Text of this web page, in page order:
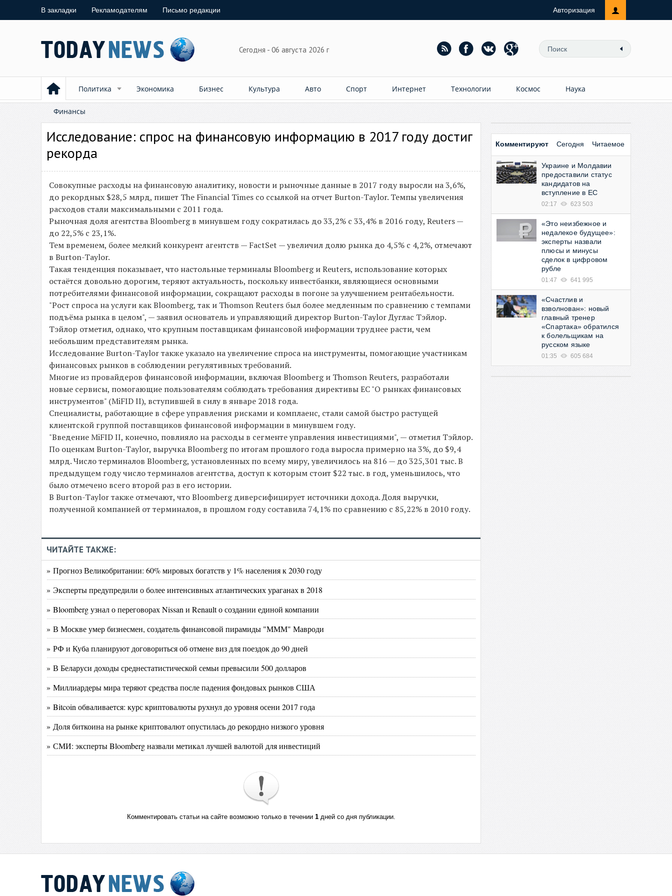
В закладки Рекламодателям Письмо редакции Авторизация
Сегодня - 06 августа 2026 г
Политика Экономика Бизнес Культура Авто Спорт Интернет Технологии Космос Наука
Финансы
Исследование: спрос на финансовую информацию в 2017 году достиг
рекорда
Совокупные расходы на финансовую аналитику, новости и рыночные данные в 2017 году выросли на 3,6%,
до рекордных $28,5 млрд, пишет The Financial Times со ссылкой на отчет Burton-Taylor. Темпы увеличения
расходов стали максимальными с 2011 года.
Рыночная доля агентства Bloomberg в минувшем году сократилась до 33,2% с 33,4% в 2016 году, Reuters —
до 22,5% с 23,1%.
Тем временем, более мелкий конкурент агентств — FactSet — увеличил долю рынка до 4,5% с 4,2%, отмечают
в Burton-Taylor.
Такая тенденция показывает, что настольные терминалы Bloomberg и Reuters, использование которых
остаётся довольно дорогим, теряют актуальность, поскольку инвестбанки, являющиеся основными
потребителями финансовой информации, сокращают расходы в погоне за улучшением рентабельности.
"Рост спроса на услуги как Bloomberg, так и Thomson Reuters был более медленным по сравнению с темпами
подъёма рынка в целом", — заявил основатель и управляющий директор Burton-Taylor Дуглас Тэйлор.
Тэйлор отметил, однако, что крупным поставщикам финансовой информации труднее расти, чем
небольшим представителям рынка.
Исследование Burton-Taylor также указало на увеличение спроса на инструменты, помогающие участникам
финансовых рынков в соблюдении регулятивных требований.
Многие из провайдеров финансовой информации, включая Bloomberg и Thomson Reuters, разработали
новые сервисы, помогающие пользователям соблюдать требования директивы ЕС "О рынках финансовых
инструментов" (MiFID II), вступившей в силу в январе 2018 года.
Специалисты, работающие в сфере управления рисками и комплаенс, стали самой быстро растущей
клиентской группой поставщиков финансовой информации в минувшем году.
"Введение MiFID II, конечно, повлияло на расходы в сегменте управления инвестициями", — отметил Тэйлор.
По оценкам Burton-Taylor, выручка Bloomberg по итогам прошлого года выросла примерно на 3%, до $9,4
млрд. Число терминалов Bloomberg, установленных по всему миру, увеличилось на 816 — до 325,301 тыс. В
предыдущем году число терминалов агентства, доступ к которым стоит $22 тыс. в год, уменьшилось, что
было отмечено всего второй раз в его истории.
В Burton-Taylor также отмечают, что Bloomberg диверсифицирует источники дохода. Доля выручки,
полученной компанией от терминалов, в прошлом году составила 74,1% по сравнению с 85,22% в 2010 году.
ЧИТАЙТЕ ТАКЖЕ:
» Прогноз Великобритании: 60% мировых богатств у 1% населения к 2030 году
» Эксперты предупредили о более интенсивных атлантических ураганах в 2018
» Bloomberg узнал о переговорах Nissan и Renault о создании единой компании
» В Москве умер бизнесмен, создатель финансовой пирамиды "МММ" Мавроди
» РФ и Куба планируют договориться об отмене виз для поездок до 90 дней
» В Беларуси доходы среднестатистической семьи превысили 500 долларов
» Миллиардеры мира теряют средства после падения фондовых рынков США
» Bitcoin обваливается: курс криптовалюты рухнул до уровня осени 2017 года
» Доля биткоина на рынке криптовалют опустилась до рекордно низкого уровня
» СМИ: эксперты Bloomberg назвали метикал лучшей валютой для инвестиций
Комментировать статьи на сайте возможно только в течении 1дней со дня публикации.
Комментируют Сегодня Читаемое
Украине и Молдавии
предоставили статус
кандидатов на
вступление в ЕС
02:17 623 503
«Это неизбежное и
недалекое будущее»:
эксперты назвали
плюсы и минусы
сделок в цифровом
рубле
01:47 641 995
«Счастлив и
взволнован»: новый
главный тренер
«Спартака» обратился
к болельщикам на
русском языке
01:35 605 684